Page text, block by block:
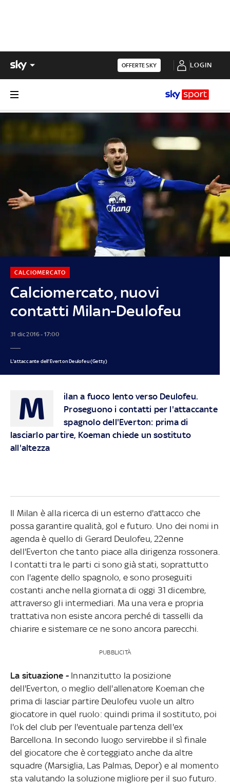
OFFERTE SKY LOGIN
Calciomercato, nuovi
contatti Milan-Deulofeu
CALCIOMERCATO
31 dic 2016 - 17:00
L'attaccante dell'Everton Deulofeu (Getty)
M
ilan a fuoco lento verso Deulofeu.
Proseguono i contatti per l'attaccante
spagnolo dell'Everton: prima di
lasciarlo partire, Koeman chiede un sostituto
all'altezza
Il Milan è alla ricerca di un esterno d'attacco che
possa garantire qualità, gol e futuro. Uno dei nomi in
agenda è quello di Gerard Deulofeu, 22enne
dell'Everton che tanto piace alla dirigenza rossonera.
I contatti tra le parti ci sono già stati, soprattutto
con l'agente dello spagnolo, e sono proseguiti
costanti anche nella giornata di oggi 31 dicembre,
attraverso gli intermediari. Ma una vera e propria
trattativa non esiste ancora perché di tasselli da
chiarire e sistemare ce ne sono ancora parecchi.
PUBBLICITÀ
La situazione -Innanzitutto la posizione
dell'Everton, o meglio dell'allenatore Koeman che
prima di lasciar partire Deulofeu vuole un altro
giocatore in quel ruolo: quindi prima il sostituto, poi
l'ok del club per l'eventuale partenza dell'ex
Barcellona. In secondo luogo servirebbe il sì finale
del giocatore che è corteggiato anche da altre
squadre (Marsiglia, Las Palmas, Depor) e al momento
sta valutando la soluzione migliore per il suo futuro.